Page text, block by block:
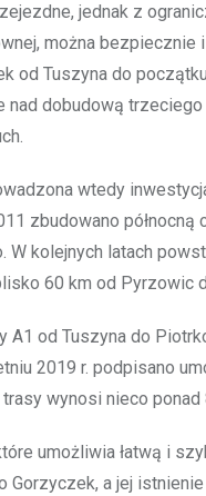
jednak z
można
od Tuszyna do
dobudową
wtedy
zbudowano północną
kolejnych latach
60 km od Pyrzowic
A1 od Tuszyna do
2019 r. podpisano
wynosi nieco ponad
umożliwia łatwą i
a jej